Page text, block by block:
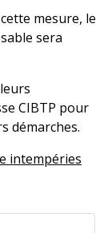
mesure, le
sera
CIBTP pour
démarches.
intempéries